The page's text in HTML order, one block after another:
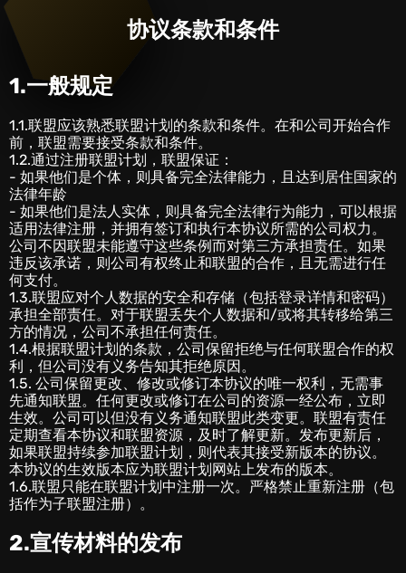
协议条款和条件
1.一般规定
‎1.1.联盟应该熟悉联盟计划的条款和条件。在和公司开始合作
前，联盟需要接受条款和条件。
1.2.通过注册联盟计划，联盟保证：
- 如果他们是个体，则具备完全法律能力，且达到居住国家的
法律年龄
- 如果他们是法人实体，则具备完全法律行为能力，可以根据
适用法律注册，并拥有签订和执行本协议所需的公司权力。
公司不因联盟未能遵守这些条例而对第三方承担责任。如果
违反该承诺，则公司有权终止和联盟的合作，且无需进行任
何支付。
1.3.联盟应对个人数据的安全和存储（包括登录详情和密码）
承担全部责任。对于联盟丢失个人数据和/或将其转移给第三
方的情况，公司不承担任何责任。
1.4.根据联盟计划的条款，公司保留拒绝与任何联盟合作的权
利，但公司没有义务告知其拒绝原因。
1.5. 公司保留更改、修改或修订本协议的唯一权利，无需事
先通知联盟。任何更改或修订在公司的资源一经公布，立即
生效。公司可以但没有义务通知联盟此类变更。联盟有责任
定期查看本协议和联盟资源，及时了解更新。发布更新后，
如果联盟持续参加联盟计划，则代表其接受新版本的协议。
本协议的生效版本应为联盟计划网站上发布的版本。
1.6.联盟只能在联盟计划中注册一次。严格禁止重新注册（包
括作为子联盟注册）。
2.宣传材料的发布